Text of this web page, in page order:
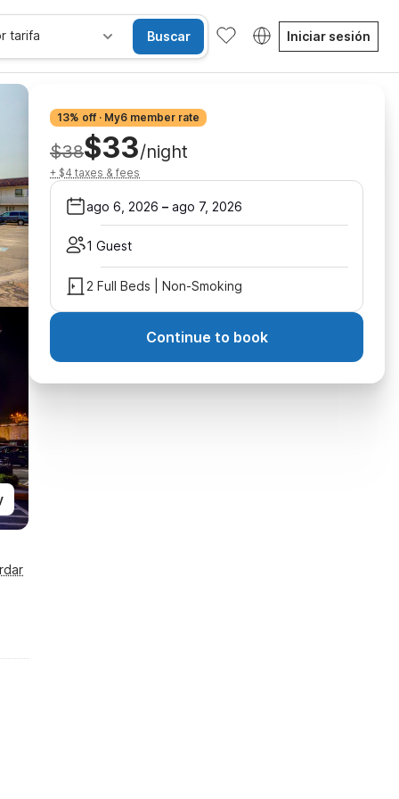
tarifa Buscar Iniciar sesión
13% off · My6 member rate
$38$33/night
+ $4 taxes & fees
ago 6, 2026 – ago 7, 2026
1 Guest
2 Full Beds | Non-Smoking
Continue to book